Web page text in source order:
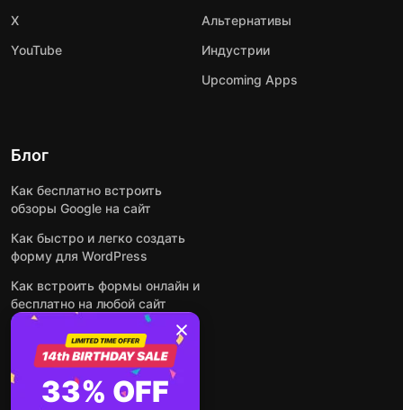
X
YouTube
Альтернативы
Индустрии
Upcoming Apps
Блог
Как бесплатно встроить
обзоры Google на сайт
Как быстро и легко создать
форму для WordPress
Как встроить формы онлайн и
бесплатно на любой сайт
Как встроить ленту Instagram
на сайт
Как добавить чат-бота на
основе искусственного
33% OFF